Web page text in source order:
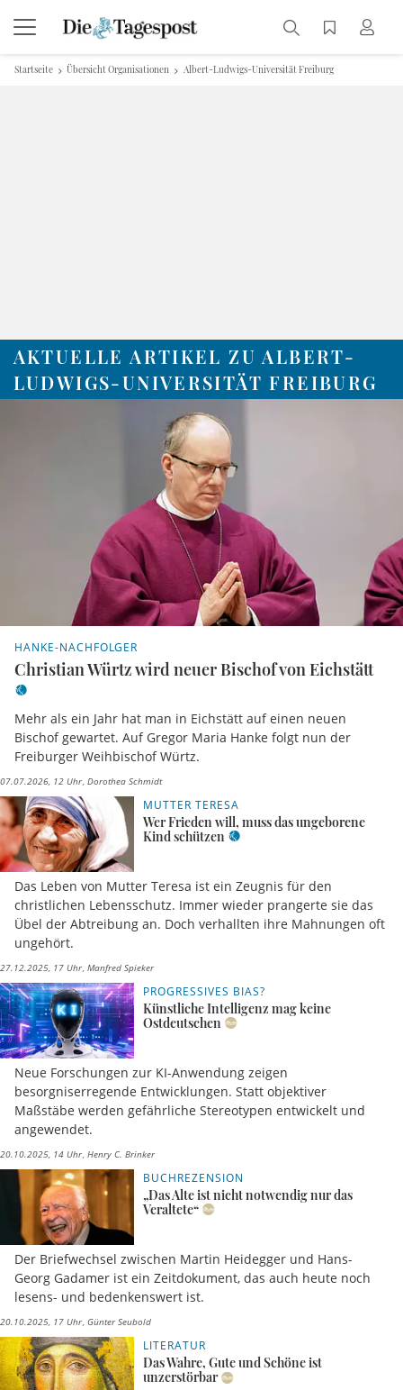
Startseite Übersicht Organisationen Albert-Ludwigs-Universität Freiburg
AKTUELLE ARTIKEL ZU ALBERT-
LUDWIGS-UNIVERSITÄT FREIBURG
HANKE-NACHFOLGER
Christian Würtz wird neuer Bischof von Eichstätt
Mehr als ein Jahr hat man in Eichstätt auf einen neuen
Bischof gewartet. Auf Gregor Maria Hanke folgt nun der
Freiburger Weihbischof Würtz.
07.07.2026, 12 Uhr Dorothea Schmidt
MUTTER TERESA
Wer Frieden will, muss das ungeborene
Kind schützen
Das Leben von Mutter Teresa ist ein Zeugnis für den
christlichen Lebensschutz. Immer wieder prangerte sie das
Übel der Abtreibung an. Doch verhallten ihre Mahnungen oft
ungehört.
27.12.2025, 17 Uhr Manfred Spieker
PROGRESSIVES BIAS?
Künstliche Intelligenz mag keine
Ostdeutschen
Neue Forschungen zur KI-Anwendung zeigen
besorgniserregende Entwicklungen. Statt objektiver
Maßstäbe werden gefährliche Stereotypen entwickelt und
angewendet.
20.10.2025, 14 Uhr Henry C. Brinker
BUCHREZENSION
„Das Alte ist nicht notwendig nur das
Veraltete“
Der Briefwechsel zwischen Martin Heidegger und Hans-
Georg Gadamer ist ein Zeitdokument, das auch heute noch
lesens- und bedenkenswert ist.
20.10.2025, 17 Uhr Günter Seubold
LITERATUR
Das Wahre, Gute und Schöne ist
unzerstörbar